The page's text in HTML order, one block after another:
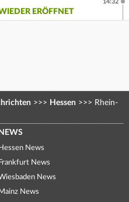
ERÖFFNET
14:32
>>> Hessen >>> Rhein-
NEWS
Hessen News
Frankfurt News
News
Mainz News